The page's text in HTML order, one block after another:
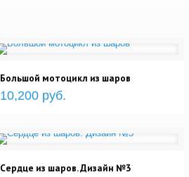
Большой мотоцикл из шаров
10,200 руб.
Сердце из шаров. Дизайн №3